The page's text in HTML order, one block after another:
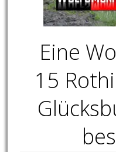
Eine
15